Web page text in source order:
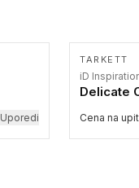
Uporedi
TARKETT
iD
Delicate
Cena na upit